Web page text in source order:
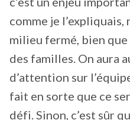
comme je l’expliquais,
milieu fermé, bien
des familles. On aura
d’attention sur
fait en sorte que ce
défi. Sinon, c’est sûr